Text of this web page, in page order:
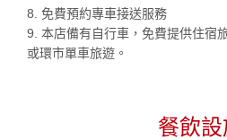
8. 免費預約專車接送服務
9. 本店備有自行車，免費提供住宿
或環市單車旅遊。
餐飲設